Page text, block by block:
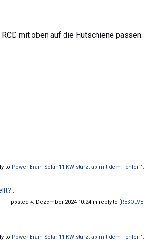
mit oben auf die Hutschiene
to Power Brain Solar 11 KW stürzt ab mit dem Fehler
posted 4. Dezember 2024 10:24 in reply to
to Power Brain Solar 11 KW stürzt ab mit dem Fehler